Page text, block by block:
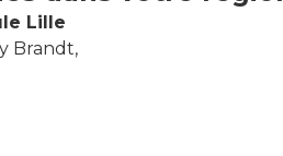
Lille
Brandt,